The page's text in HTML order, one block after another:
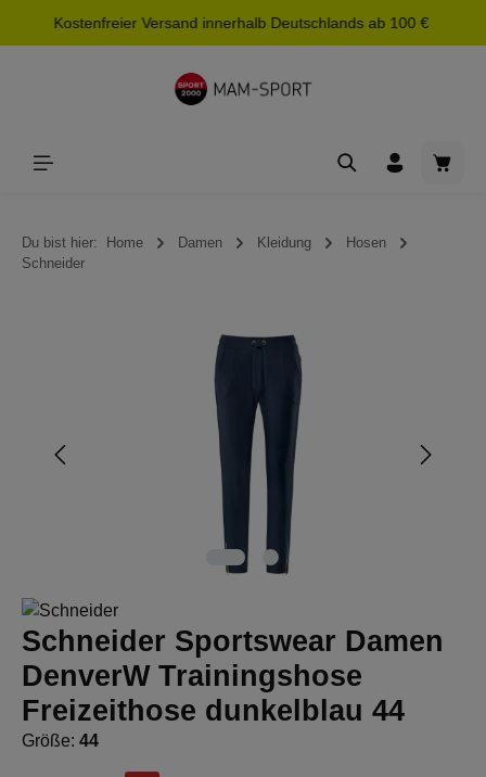
springen
Kostenfreier Versand innerhalb Deutschlands ab 100 €
Du bist hier: Home Damen Kleidung
Hosen
Schneider
Bildergalerie überspringen
Schneider Sportswear Damen
DenverW Trainingshose
Freizeithose dunkelblau 44
Größe: 44